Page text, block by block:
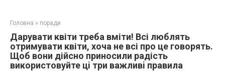
Головна » поради
Дарувати квіти треба вміти! Всі люблять
отримувати квіти, хоча не всі про це говорять.
Щоб вони дійсно приносили радість
використовуйте цi тpи важливi правила